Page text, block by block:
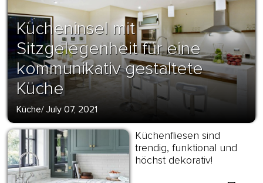
Kücheninsel mit
Sitzgelegenheit für eine
kommunikativ gestaltete
Küche
Küche/ July 07, 2021
Küchenfliesen sind
trendig, funktional und
höchst dekorativ!